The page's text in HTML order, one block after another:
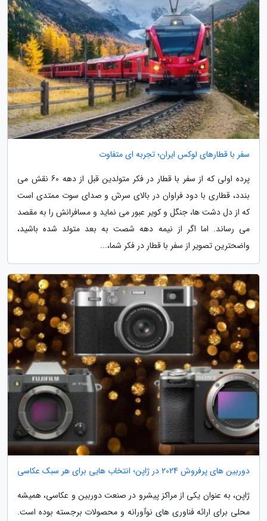
سفر با قطارهای لوکس ایران؛ تجربه ای متفاوت
پرده اولی که از سفر با قطار در فکر متولدین قبل از دهه 60 نقش می
بندد، قطاری با دود فراوان در بالای سرش و صدای سوت ممتدی است
که از دل دشت ها، جنگل و کویر عبور می نماید و مسافرانش را به مقصد
می رساند. اما اگر از نیمه دهه شصت به بعد متولد شده باشید،
واضحترین تصویر از سفر با قطار در فکر شما،...
دوربین های پرفروش 2024 در ژاپن؛ انتخاب هایی برای هر سبک عکاسی
ژاپن، به عنوان یکی از مراکز پیشرو در صنعت دوربین و عکاسی، همیشه
محلی برای ارائه فناوری های نوآورانه و محصولات برجسته بوده است.